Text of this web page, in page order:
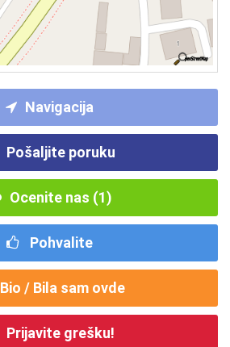
Navigacija
Pošaljite poruku
Ocenite nas (1)
Pohvalite
Bio / Bila sam ovde
Prijavite grešku!